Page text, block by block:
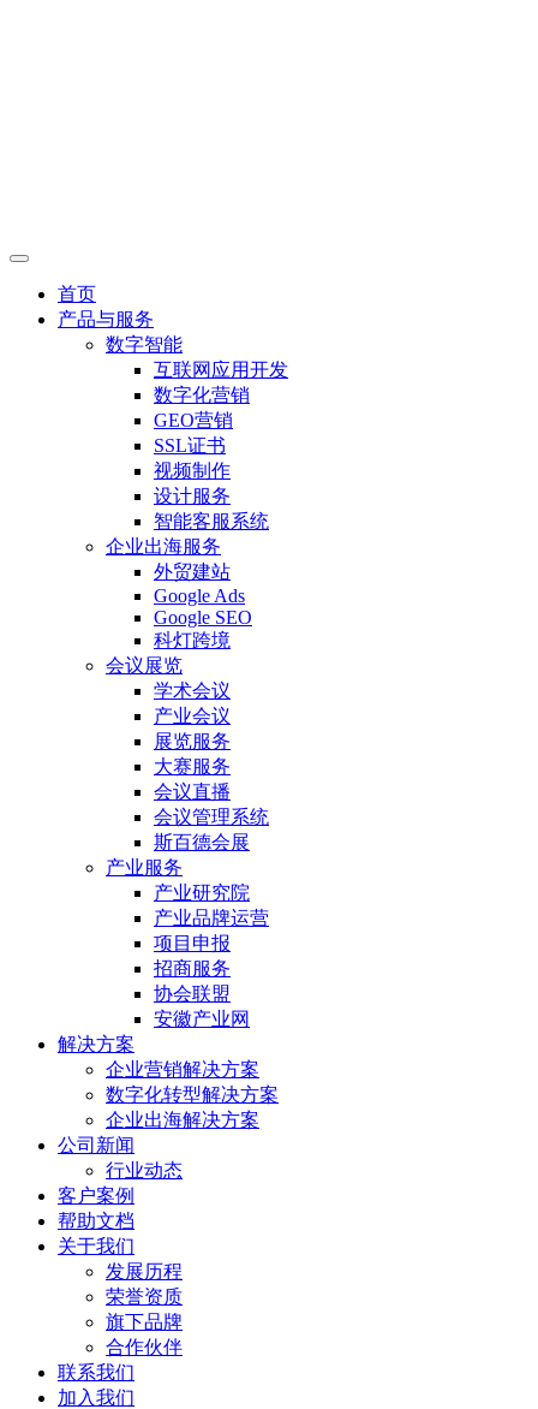
首页
产品与服务
数字智能
互联网应用开发
数字化营销
GEO营销
SSL证书
视频制作
设计服务
智能客服系统
企业出海服务
外贸建站
Google Ads
Google SEO
科灯跨境
会议展览
学术会议
产业会议
展览服务
大赛服务
会议直播
会议管理系统
斯百德会展
产业服务
产业研究院
产业品牌运营
项目申报
招商服务
协会联盟
安徽产业网
解决方案
企业营销解决方案
数字化转型解决方案
企业出海解决方案
公司新闻
行业动态
客户案例
帮助文档
关于我们
发展历程
荣誉资质
旗下品牌
合作伙伴
联系我们
加入我们